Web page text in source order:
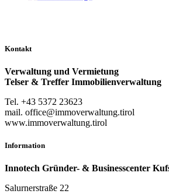
Kontakt
Verwaltung und Vermietung
Telser & Treffer Immobilienverwaltung
Tel. +43 5372 23623
mail. office@immoverwaltung.tirol
www.immoverwaltung.tirol
Information
Innotech Gründer- & Businesscenter
Salurnerstraße 22